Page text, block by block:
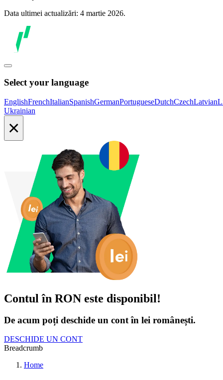
Data ultimei actualizări: 4 martie 2026.
Select your language
EnglishFrenchItalianSpanishGermanPortugueseDutchCzechLatvian
Ukrainian
×
Contul în RON este disponibil!
De acum poți deschide un cont în lei românești.
DESCHIDE UN CONT
Breadcrumb
Home